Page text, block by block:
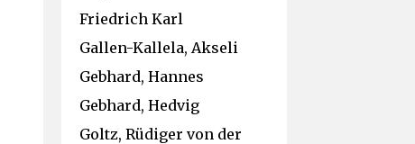
Friedrich Karl
Gallen-Kallela, Akseli
Gebhard, Hannes
Gebhard, Hedvig
Goltz, Rüdiger von der